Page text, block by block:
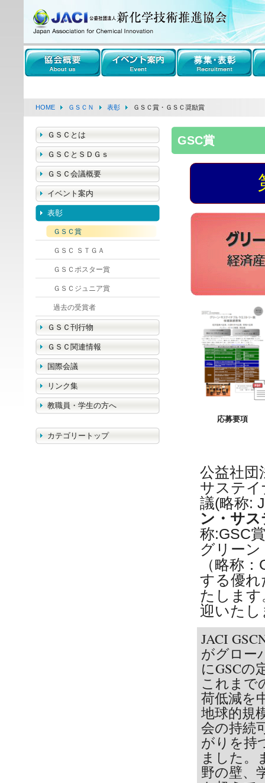
HOME ＧＳＣＮ 表彰 ＧＳＣ賞・ＧＳＣ奨励賞
ＧＳＣとは
ＧＳＣとＳＤＧｓ
ＧＳＣ会議概要
イベント案内
表彰
ＧＳＣ賞
ＧＳＣ ＳＴＧＡ
ＧＳＣポスター賞
ＧＳＣジュニア賞
過去の受賞者
ＧＳＣ刊行物
ＧＳＣ関連情報
国際会議
リンク集
教職員・学生の方へ
カテゴリートップ
GSC賞
応募要項
公益社団
サステ
議(略称:
ン・サ
称:GSC
グリー
（略称
する優れ
たします
迎いたし
JACI
がグロー
にGSCの
これまで
荷低減を
地球的規
会の持続
がりを持
ました。
野の壁、